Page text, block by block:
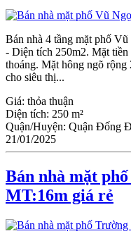
Bán nhà 4 tầng mặt phố
- Diện tích 250m2. Mặt
thoáng. Mặt hông ngõ
cho siêu thị...
Giá: thỏa thuận
Diện tích: 250 m²
Quận/Huyện: Quận Đống
21/01/2025
Bán nhà mặt
MT:16m giá rẻ